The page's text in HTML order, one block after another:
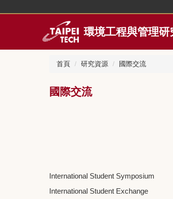
環境工程與管理研
首頁 研究資源 國際交流
國際交流
International Student Symposium
International Student Exchange